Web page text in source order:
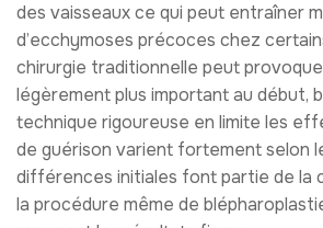
des vaisseaux ce qui peut entraîner
d’ecchymoses précoces chez
chirurgie traditionnelle peut
légèrement plus important au début,
technique rigoureuse en limite les
de guérison varient fortement selon
différences initiales font partie de la
la procédure même de